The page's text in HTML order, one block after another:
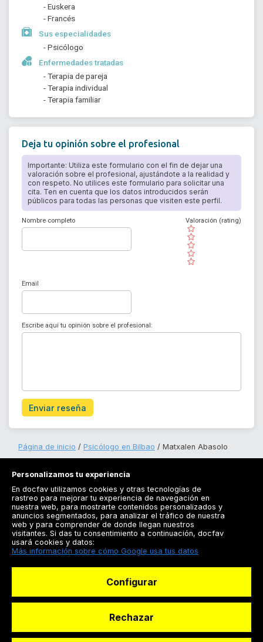
- Euskera
- Francés
Sus especialidades
- Psicólogo
Enfermedades tratadas
- Terapia de pareja
- Terapia individual
- Terapia familiar
Deja tu opinión sobre el profesional
Importante: Utiliza este formulario con el fin de dejar una
valoración sobre el profesional, ajustándote a la realidad y
con respeto. No utilices este formulario para solicitar una
cita. Ten en cuenta que los datos introducidos serán
públicos para todas las personas que visiten este perfil.
Nombre completo
( )
( )
( )
( )
( )
Valoración (rating)
Email
Escribe aquí tu opinión sobre el profesional:
Enviar reseña
Página de inicio Psicólogo en Bilbao Matxalen Abasolo
Registrarse
Docfav
Personalizamos tu experiencia
En docfav utilizamos cookies y otras tecnologías de
rastreo para mejorar tu experiencia de navegación en
nuestra web, para mostrarte contenidos personalizados y
anuncios segmentados, para analizar el tráfico de nuestra
web y para comprender de donde llegan nuestros
visitantes. Si das tu consentimiento a continuación, docfav
usará cookies y datos:
Más información sobre cómo Google usa tus datos
Configurar
Rechazar